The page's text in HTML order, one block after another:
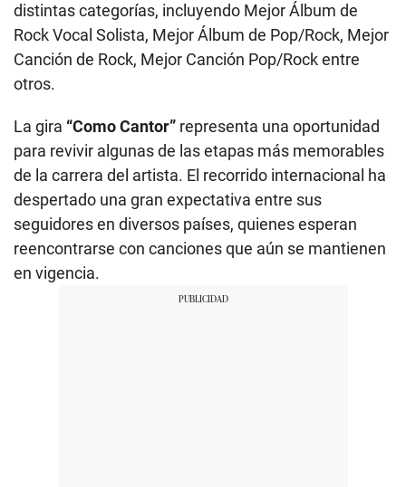
distintas categorías, incluyendo Mejor Álbum de
Rock Vocal Solista, Mejor Álbum de Pop/Rock, Mejor
Canción de Rock, Mejor Canción Pop/Rock entre
otros.
La gira “Como Cantor” representa una oportunidad
para revivir algunas de las etapas más memorables
de la carrera del artista. El recorrido internacional ha
despertado una gran expectativa entre sus
seguidores en diversos países, quienes esperan
reencontrarse con canciones que aún se mantienen
en vigencia.